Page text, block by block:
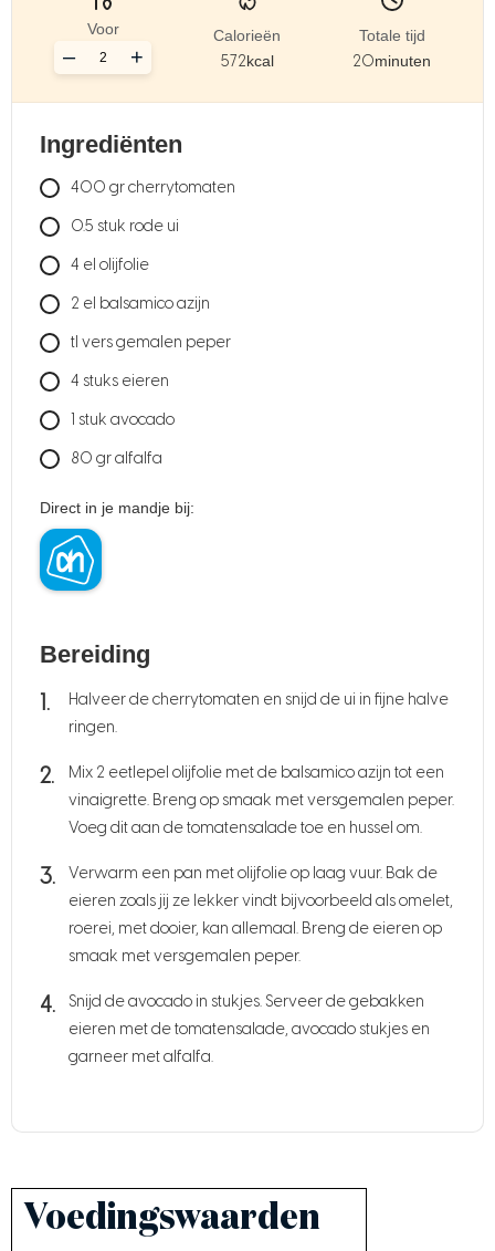
Voor
+
–
Calorieën
572kcal
Totale tijd
20minuten
Ingrediënten
400 grcherrytomaten
0.5 stuk rode ui
4 el olijfolie
2 el balsamico azijn
tl vers gemalen peper
4 stuks eieren
1 stuk avocado
80 gralfalfa
Direct in je mandje bij:
Bereiding
Halveer de cherrytomaten en snijd de ui in fijne halve
ringen.
Mix 2 eetlepel olijfolie met de balsamico azijn tot een
vinaigrette. Breng op smaak met versgemalen peper.
Voeg dit aan de tomatensalade toe en hussel om.
Verwarm een pan met olijfolie op laag vuur. Bak de
eieren zoals jij ze lekker vindt bijvoorbeeld als omelet,
roerei, met dooier, kan allemaal. Breng de eieren op
smaak met versgemalen peper.
Snijd de avocado in stukjes. Serveer de gebakken
eieren met de tomatensalade, avocado stukjes en
garneer met alfalfa.
Voedingswaarden